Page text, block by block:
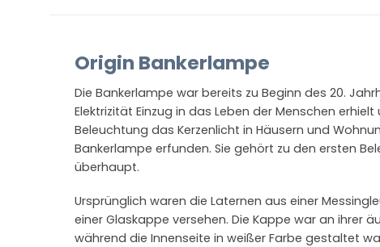
Origin Bankerlampe
Die Bankerlampe war bereits zu Beginn des 20.
Elektrizität Einzug in das Leben der Menschen
Beleuchtung das Kerzenlicht in Häusern und
Bankerlampe erfunden. Sie gehört zu den ersten
überhaupt.
Ursprünglich waren die Laternen aus einer
einer Glaskappe versehen. Die Kappe war an ihrer
während die Innenseite in weißer Farbe gestaltet